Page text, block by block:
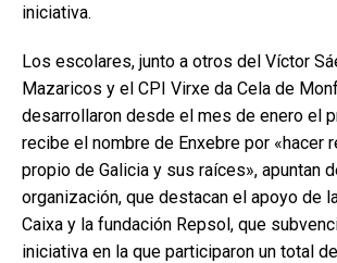
iniciativa.
Los escolares, junto a otros del Víctor
Mazaricos y el CPI Virxe da Cela de
desarrollaron desde el mes de enero el
recibe el nombre de Enxebre por «hacer
propio de Galicia y sus raíces», apuntan
organización, que destacan el apoyo de
Caixa y la fundación Repsol, que
iniciativa en la que participaron un total